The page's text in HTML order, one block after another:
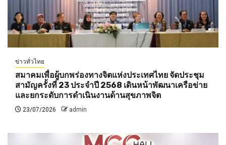
ข่าวทั่วไทย
สมาคมเพื่อผู้บกพร่องทางจิตแห่งประเทศไทย จัดประชุม
สามัญครั้งที่ 23 ประจำปี 2568 เดินหน้าพัฒนาเครือข่าย
และยกระดับการดำเนินงานด้านสุขภาพจิต
23/07/2026 admin